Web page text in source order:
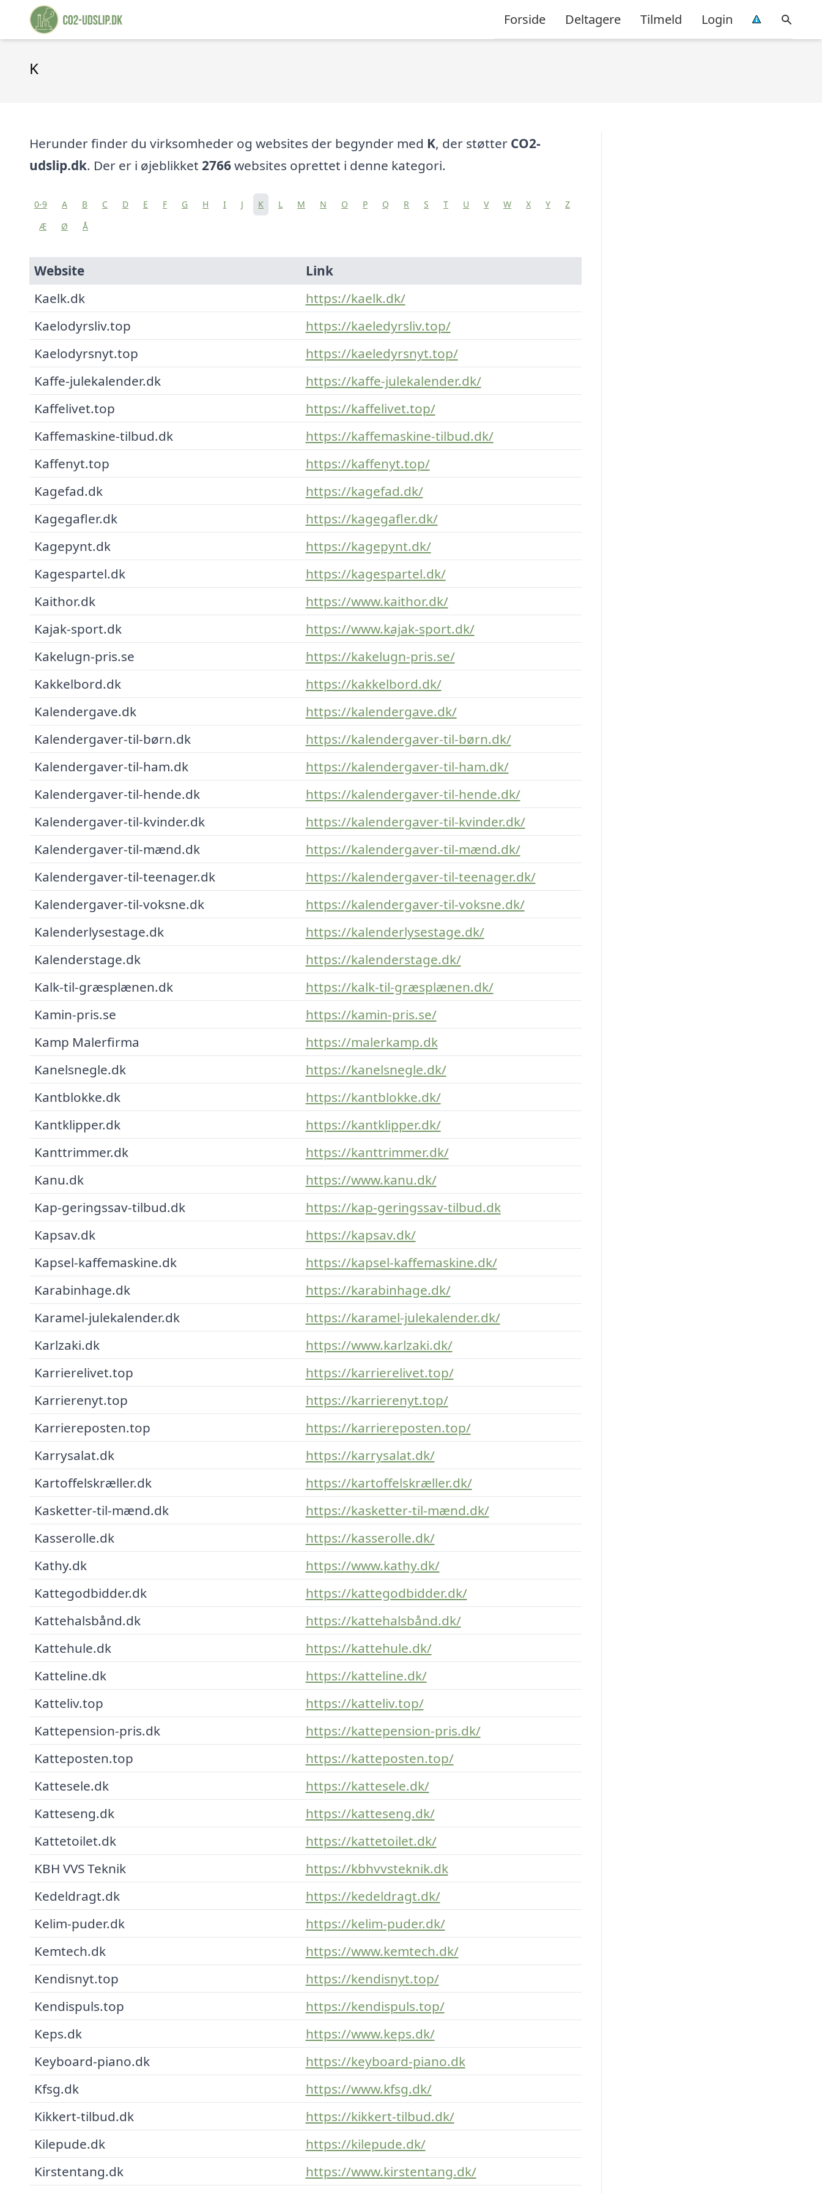
Forside Deltagere Tilmeld Login
K
Herunder finder du virksomheder og websites der begynder med K, der støtter CO2-
udslip.dk. Der er i øjeblikket 2766websites oprettet i denne kategori.
0-9 A B C D E F G H I J K L M N O P Q R S T U V W X Y
Z
Æ
Ø Å
Website
Link
Kaelk.dk
https://kaelk.dk/
Kaelodyrsliv.top
https://kaeledyrsliv.top/
Kaelodyrsnyt.top
https://kaeledyrsnyt.top/
Kaffe-julekalender.dk
https://kaffe-julekalender.dk/
Kaffelivet.top
https://kaffelivet.top/
Kaffemaskine-tilbud.dk
https://kaffemaskine-tilbud.dk/
Kaffenyt.top
https://kaffenyt.top/
Kagefad.dk
https://kagefad.dk/
Kagegafler.dk
https://kagegafler.dk/
Kagepynt.dk
https://kagepynt.dk/
Kagespartel.dk
https://kagespartel.dk/
Kaithor.dk
https://www.kaithor.dk/
Kajak-sport.dk
https://www.kajak-sport.dk/
Kakelugn-pris.se
https://kakelugn-pris.se/
Kakkelbord.dk
https://kakkelbord.dk/
Kalendergave.dk
https://kalendergave.dk/
Kalendergaver-til-børn.dk
https://kalendergaver-til-børn.dk/
Kalendergaver-til-ham.dk
https://kalendergaver-til-ham.dk/
Kalendergaver-til-hende.dk
https://kalendergaver-til-hende.dk/
Kalendergaver-til-kvinder.dk
https://kalendergaver-til-kvinder.dk/
Kalendergaver-til-mænd.dk
https://kalendergaver-til-mænd.dk/
Kalendergaver-til-teenager.dk
https://kalendergaver-til-teenager.dk/
Kalendergaver-til-voksne.dk
https://kalendergaver-til-voksne.dk/
Kalenderlysestage.dk
https://kalenderlysestage.dk/
Kalenderstage.dk
https://kalenderstage.dk/
Kalk-til-græsplænen.dk
https://kalk-til-græsplænen.dk/
Kamin-pris.se
https://kamin-pris.se/
Kamp Malerfirma
https://malerkamp.dk
Kanelsnegle.dk
https://kanelsnegle.dk/
Kantblokke.dk
https://kantblokke.dk/
Kantklipper.dk
https://kantklipper.dk/
Kanttrimmer.dk
https://kanttrimmer.dk/
Kanu.dk
https://www.kanu.dk/
Kap-geringssav-tilbud.dk
https://kap-geringssav-tilbud.dk
Kapsav.dk
https://kapsav.dk/
Kapsel-kaffemaskine.dk
https://kapsel-kaffemaskine.dk/
Karabinhage.dk
https://karabinhage.dk/
Karamel-julekalender.dk
https://karamel-julekalender.dk/
Karlzaki.dk
https://www.karlzaki.dk/
Karrierelivet.top
https://karrierelivet.top/
Karrierenyt.top
https://karrierenyt.top/
Karriereposten.top
https://karriereposten.top/
Karrysalat.dk
https://karrysalat.dk/
Kartoffelskræller.dk
https://kartoffelskræller.dk/
Kasketter-til-mænd.dk
https://kasketter-til-mænd.dk/
Kasserolle.dk
https://kasserolle.dk/
Kathy.dk
https://www.kathy.dk/
Kattegodbidder.dk
https://kattegodbidder.dk/
Kattehalsbånd.dk
https://kattehalsbånd.dk/
Kattehule.dk
https://kattehule.dk/
Katteline.dk
https://katteline.dk/
Katteliv.top
https://katteliv.top/
Kattepension-pris.dk
https://kattepension-pris.dk/
Katteposten.top
https://katteposten.top/
Kattesele.dk
https://kattesele.dk/
Katteseng.dk
https://katteseng.dk/
Kattetoilet.dk
https://kattetoilet.dk/
KBH VVS Teknik
https://kbhvvsteknik.dk
Kedeldragt.dk
https://kedeldragt.dk/
Kelim-puder.dk
https://kelim-puder.dk/
Kemtech.dk
https://www.kemtech.dk/
Kendisnyt.top
https://kendisnyt.top/
Kendispuls.top
https://kendispuls.top/
Keps.dk
https://www.keps.dk/
Keyboard-piano.dk
https://keyboard-piano.dk
Kfsg.dk
https://www.kfsg.dk/
Kikkert-tilbud.dk
https://kikkert-tilbud.dk/
Kilepude.dk
https://kilepude.dk/
Kirstentang.dk
https://www.kirstentang.dk/